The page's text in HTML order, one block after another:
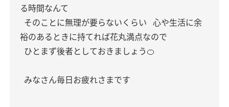
る時間なんて
そのことに無理が要らないくらい 心や生活に余
裕のあるときに持てれば花丸満点なので
ひとまず後者としておきましょう🍊
みなさん毎日お疲れさまです